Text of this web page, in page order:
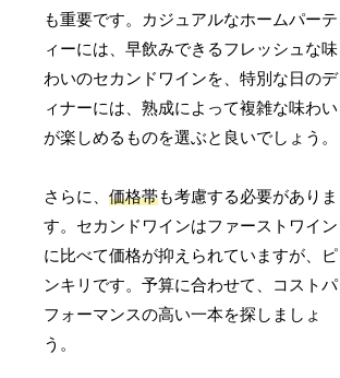
も重要です。カジュアルなホームパーテ
ィーには、早飲みできるフレッシュな味
わいのセカンドワインを、特別な日のデ
ィナーには、熟成によって複雑な味わい
が楽しめるものを選ぶと良いでしょう。
さらに、価格帯も考慮する必要がありま
す。セカンドワインはファーストワイン
に比べて価格が抑えられていますが、ピ
ンキリです。予算に合わせて、コストパ
フォーマンスの高い一本を探しましょ
う。